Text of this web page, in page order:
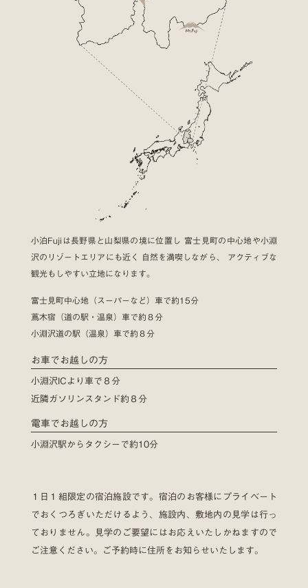
小泊Fujiは長野県と山梨県の境に位置し 富士見町の中心地や小淵
沢のリゾートエリアにも近く
自然を満喫しながら、
アクティブな
観光もしやすい立地になります。
富士見町中心地（スーパーなど）車で約15分
蔦木宿（道の駅・温泉）車で約８分
小淵沢道の駅（温泉）車で約８分
お車でお越しの方
小淵沢ICより車で８分
近隣ガソリンスタンド約８分
電車でお越しの方
小淵沢駅からタクシーで約10分
１日１組限定の宿泊施設です。宿泊のお客様にプライベート
でおくつろぎいただけるよう、施設内、敷地内の見学は行っ
ておりません。見学のご要望にはお応えいたしかねますので
ご注意ください。ご予約時に住所をお知らせいたします。